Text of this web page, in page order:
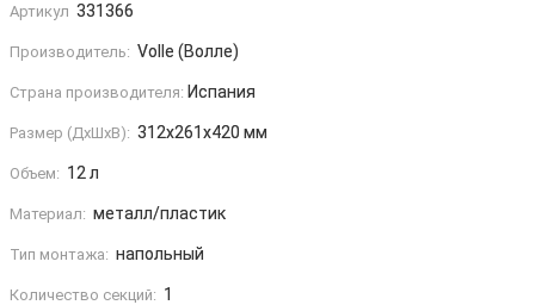
Артикул 331366
Производитель: Volle (Волле)
Страна производителя: Испания
Размер (ДxШxВ): 312х261x420 мм
Объем: 12 л
Материал: металл/пластик
Тип монтажа: напольный
Количество секций: 1